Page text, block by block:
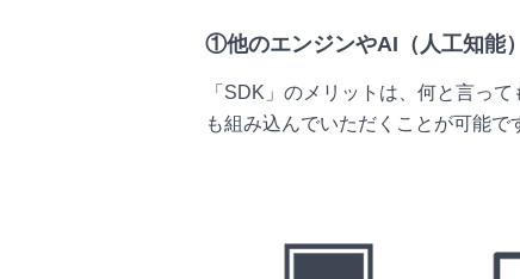
①他のエンジンやAI（人工知能
「SDK」のメリットは、何と言っ
も組み込んでいただくことが可能で